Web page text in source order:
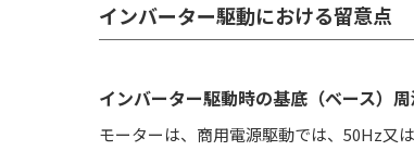
インバーター駆動における留意点
インバーター駆動時の基底（ベース）
モーターは、商用電源駆動では、50Hz又